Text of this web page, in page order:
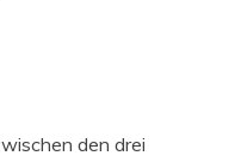
den drei